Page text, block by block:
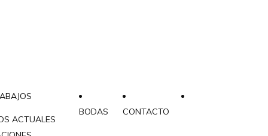
ACTUALES
BODAS CONTACTO